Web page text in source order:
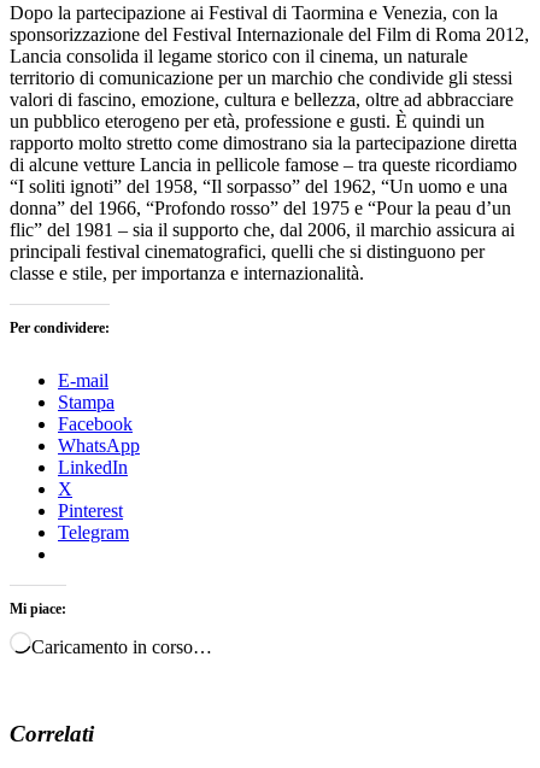
Dopo la partecipazione ai Festival di Taormina e Venezia, con la
sponsorizzazione del Festival Internazionale del Film di Roma 2012,
Lancia consolida il legame storico con il cinema, un naturale
territorio di comunicazione per un marchio che condivide gli stessi
valori di fascino, emozione, cultura e bellezza, oltre ad abbracciare
un pubblico eterogeno per età, professione e gusti. È quindi un
rapporto molto stretto come dimostrano sia la partecipazione diretta
di alcune vetture Lancia in pellicole famose – tra queste ricordiamo
“I soliti ignoti” del 1958, “Il sorpasso” del 1962, “Un uomo e una
donna” del 1966, “Profondo rosso” del 1975 e “Pour la peau d’un
flic” del 1981 – sia il supporto che, dal 2006, il marchio assicura ai
principali festival cinematografici, quelli che si distinguono per
classe e stile, per importanza e internazionalità.
Per condividere:
E-mail
Stampa
Facebook
WhatsApp
LinkedIn
X
Pinterest
Telegram
Mi piace:
Caricamento in corso…
Correlati